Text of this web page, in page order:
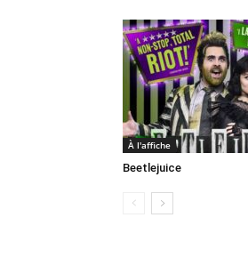
À l'affiche
Beetlejuice